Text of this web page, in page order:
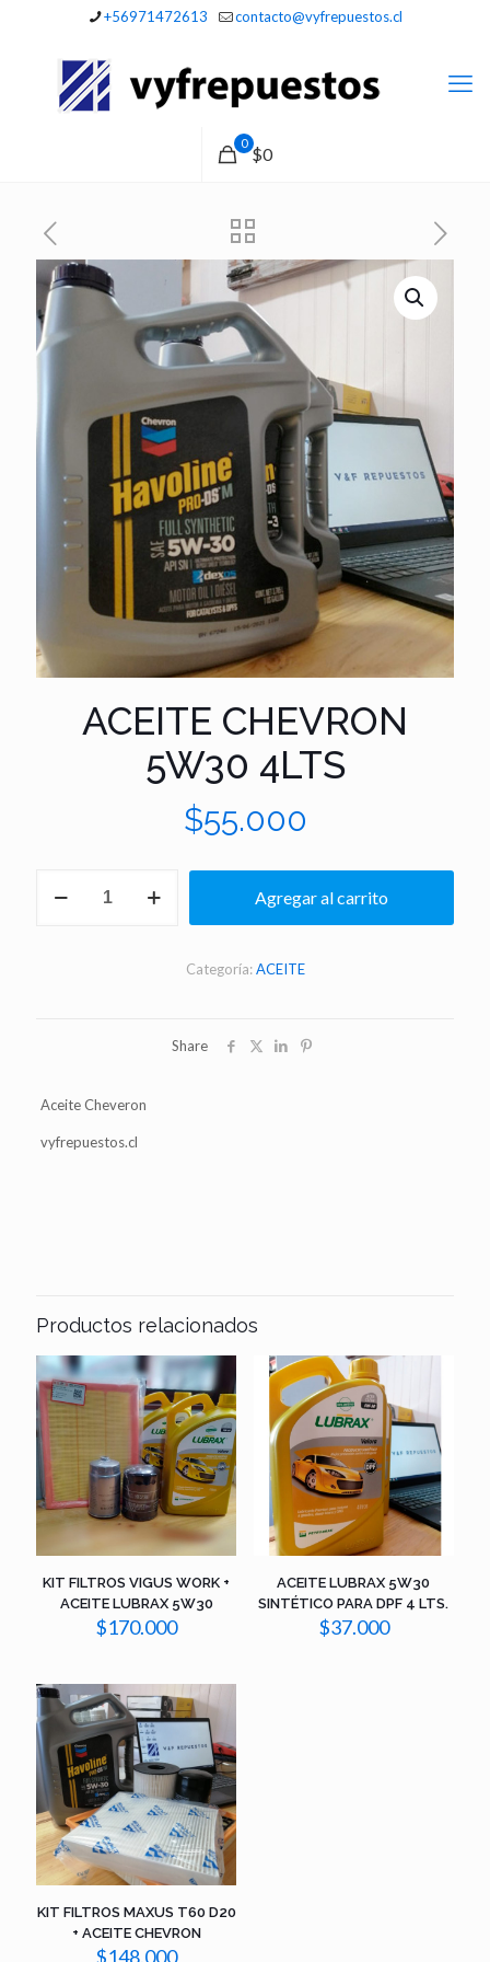
+56971472613 contacto@vyfrepuestos.cl
0
$0
ACEITE CHEVRON
5W30 4LTS
$55.000
CHEVRON
Agregar al carrito
Categoría:ACEITE
Share
Aceite Cheveron
vyfrepuestos.cl
Productos relacionados
KIT FILTROS VIGUS WORK +
ACEITE LUBRAX 5W30
$170.000
ACEITE LUBRAX 5W30
SINTÉTICO PARA DPF 4 LTS.
$37.000
KIT FILTROS MAXUS T60 D20
+ ACEITE CHEVRON
$148.000